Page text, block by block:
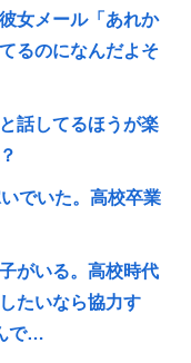
女メール「あれか
るのになんだよそ
話してるほうが楽
でいた。高校卒業
がいる。高校時代
たいなら協力す
で…